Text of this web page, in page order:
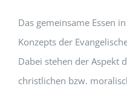
Das gemeinsame Essen
Konzepts der
Dabei stehen der Aspekt
christlichen bzw.